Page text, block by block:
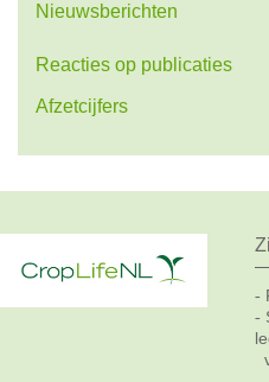
Nieuwsberichten
Reacties op publicaties
Afzetcijfers
-
-